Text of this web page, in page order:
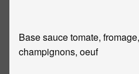
Base sauce tomate,
champignons, oeuf